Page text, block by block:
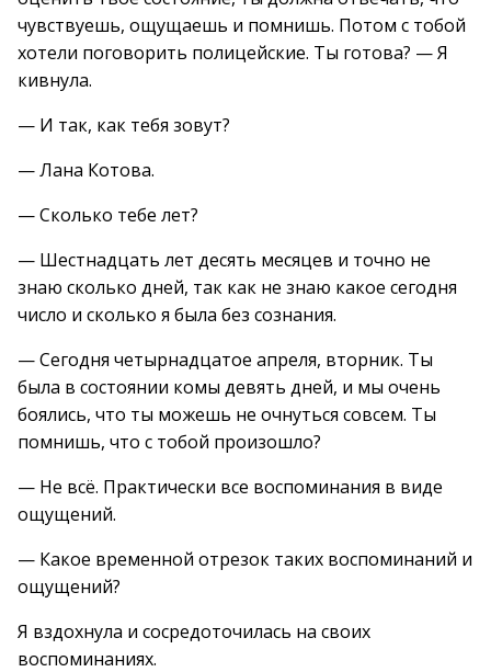
чувствуешь, ощущаешь и помнишь. Потом с тобой
хотели поговорить полицейские. Ты готова? — Я
кивнула.
— И так, как тебя зовут?
— Лана Котова.
— Сколько тебе лет?
— Шестнадцать лет десять месяцев и точно не
знаю сколько дней, так как не знаю какое сегодня
число и сколько я была без сознания.
— Сегодня четырнадцатое апреля, вторник. Ты
была в состоянии комы девять дней, и мы очень
боялись, что ты можешь не очнуться совсем. Ты
помнишь, что с тобой произошло?
— Не всё. Практически все воспоминания в виде
ощущений.
— Какое временной отрезок таких воспоминаний и
ощущений?
Я вздохнула и сосредоточилась на своих
воспоминаниях.